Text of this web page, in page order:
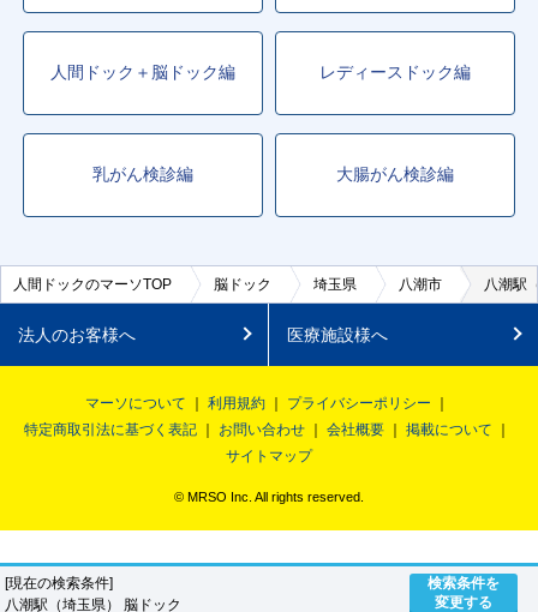
[現在の検索条件]
八潮駅（埼玉県） 脳ドック
検索条件を
変更する
人間ドック＋脳ドック編 レディースドック編
乳がん検診編 大腸がん検診編
人間ドックのマーソTOP 脳ドック 埼玉県 八潮市 八潮駅
法人のお客様へ 医療施設様へ
マーソについて 利用規約
プライバシーポリシー
特定商取引法に基づく表記
お問い合わせ 会社概要
掲載について
サイトマップ
© MRSO Inc. All rights reserved.